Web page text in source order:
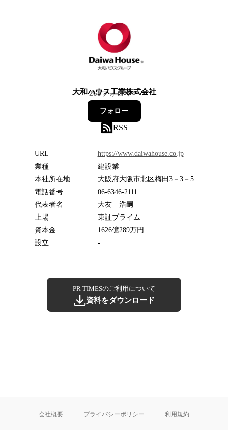
大和ハウス工業株式会社
268フォロワー
フォロー
RSS
URL
https://www.daiwahouse.co.jp
業種
建設業
本社所在地
大阪府大阪市北区梅田3－3－5
電話番号
06-6346-2111
代表者名
大友 浩嗣
上場
東証プライム
資本金
1626億289万円
設立
-
PR TIMESのご利用について
資料をダウンロード
会社概要 プライバシーポリシー 利用規約